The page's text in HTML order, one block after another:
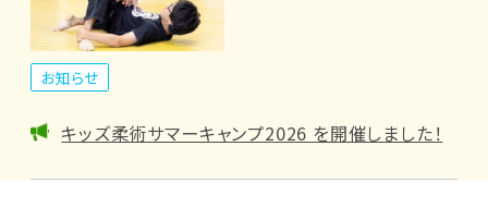
お知らせ
キッズ柔術サマーキャンプ2026 を開催しました！